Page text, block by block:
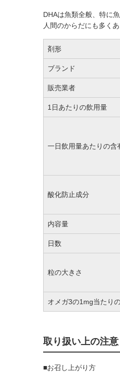
DHAは魚類全般、特に
人間のからだにも多く
剤形
ブランド
販売業者
1日あたりの飲用量
一日飲用量あたりの含
酸化防止成分
内容量
日数
粒の大きさ
オメガ3の1mg当たり
取り扱い上の注意
■お召し上がり方